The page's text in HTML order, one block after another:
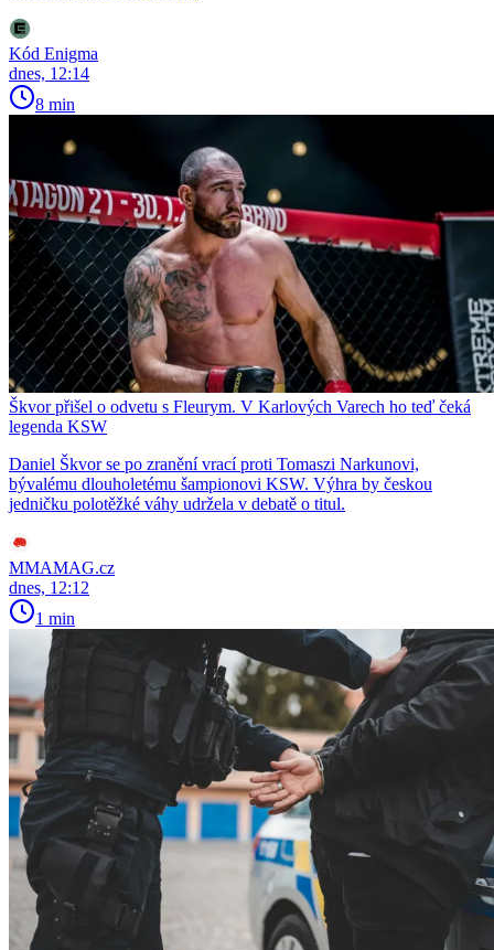
Kód Enigma
dnes, 12:14
8 min
Škvor přišel o odvetu s Fleurym. V Karlových Varech ho teď čeká
legenda KSW
Daniel Škvor se po zranění vrací proti Tomaszi Narkunovi,
bývalému dlouholetému šampionovi KSW. Výhra by českou
jedničku polotěžké váhy udržela v debatě o titul.
MMAMAG.cz
dnes, 12:12
1 min